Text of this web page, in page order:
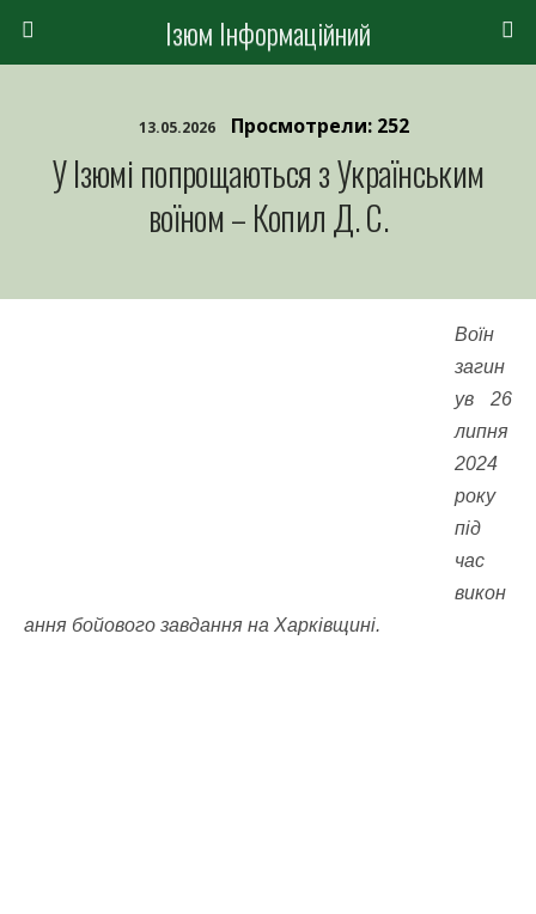
Ізюм Інформаційний
13.05.2026 Просмотрели: 252
У Ізюмі попрощаються з Українським
воїном – Копил Д. С.
Воїн
загин
ув 26
липня
2024
року
під
час
викон
ання бойового завдання на Харківщині.